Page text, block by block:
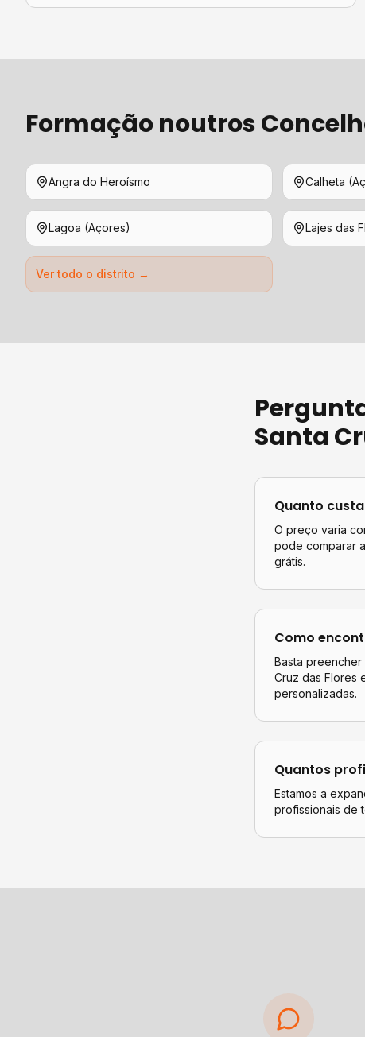
Formaçãonoutros
Angra do Heroísmo Calheta
Lagoa (Açores) Lajes das
Ver todo o distrito →
Santa
Quanto custa
O preço varia
pode comparar
grátis.
Como
Basta
Cruz das Flores
personalizadas.
Quantos
Estamos a
profissionais de